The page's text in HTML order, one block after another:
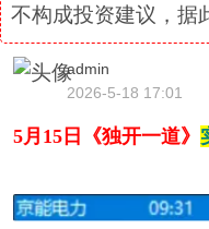
不构成投资建议，据
admin
2026-5-18 17:01
5月15日《独开一道》